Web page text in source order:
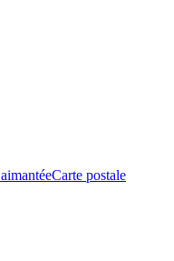
Carte postale